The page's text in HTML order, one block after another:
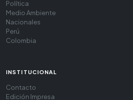
Política
Medio Ambiente
Nacionales
Perú
Colombia
INSTITUCIONAL
Contacto
Edición Impresa